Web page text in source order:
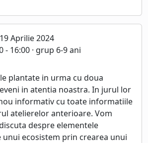
Aprilie 2024
- 16:00 · grup 6-9 ani
plantate in urma cu doua
in atentia noastra. In jurul lor
informativ cu toate informatiile
atelierelor anterioare. Vom
despre elementele
unui ecosistem prin crearea unui